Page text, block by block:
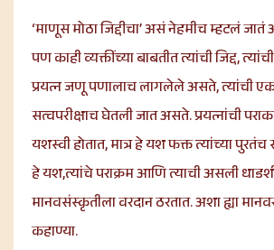
‘माणूस मोठा जिद्दीचा’ असं नेहमीच म्हटलं
पण काही व्यक्तींच्या बाबतीत त्यांची जिद्द,
प्रयत्न जणू पणालाच लागलेले असते, त्यांची एक
सत्वपरीक्षाच घेतली जात असते. प्रयत्नांची
यशस्वी होतात, मात्र हे यश फक्त त्यांच्या
हे यश,त्यांचे पराक्रम आणि त्याची असली
मानवसंस्कृतीला वरदान ठरतात. अशा ह्या
कहाण्या.